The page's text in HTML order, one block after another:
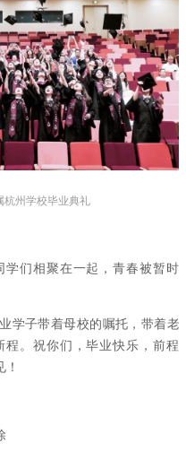
杭州学校毕业典礼
们相聚在一起，青春被暂时
学子带着母校的嘱托，带着老
。祝你们，毕业快乐，前程